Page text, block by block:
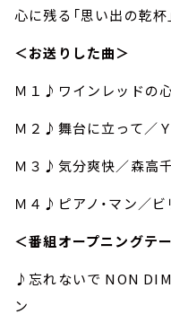
心に残る「思い出の乾
＜お送りした曲＞
Ｍ１♪ワインレッドの
Ｍ２♪舞台に立って／
Ｍ３♪気分爽快／森高
Ｍ４♪ピアノ・マン／ビ
＜番組オープニングテ
♪忘れないで NON
ン